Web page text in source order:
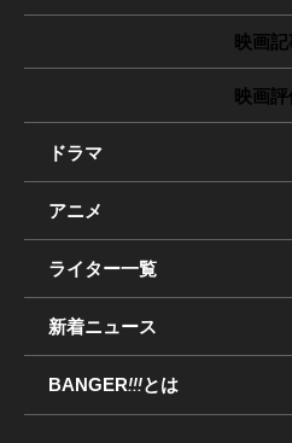
映画
映画
ドラマ
アニメ
ライター一覧
新着ニュース
BANGER!!!とは